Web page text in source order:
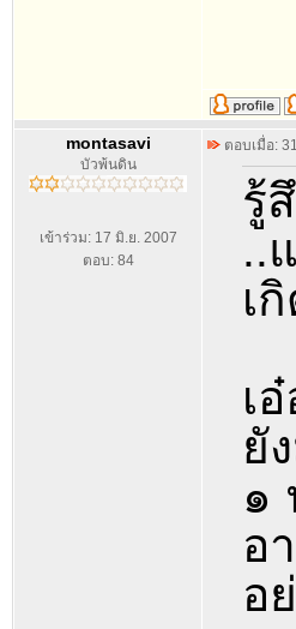
montasavi
บัวพ้นดิน
เข้าร่วม: 17 มิ.ย. 2007
ตอบ: 84
ตอบเมื่อ:
รู้
..
เ
เ
ยั
๑
อ
อ